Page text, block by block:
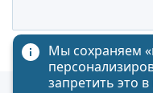
Мы сохраняем
запретить это